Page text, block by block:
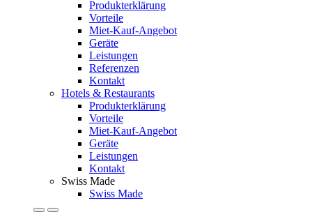
Produkterklärung
Vorteile
Miet-Kauf-Angebot
Geräte
Leistungen
Referenzen
Kontakt
Hotels & Restaurants
Produkterklärung
Vorteile
Miet-Kauf-Angebot
Geräte
Leistungen
Kontakt
Swiss Made
Swiss Made